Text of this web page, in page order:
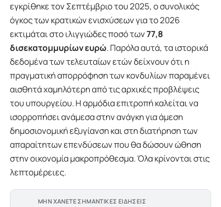
εγκρίθηκε τον Σεπτέμβριο του 2025, ο συνολικός
όγκος των κρατικών ενισχύσεων για το 2026
εκτιμάται στο ιλιγγιώδες ποσό των77,8
δισεκατομμυρίων ευρώ. Παρόλα αυτά, τα ιστορικά
δεδομένα των τελευταίων ετών δείχνουν ότι η
πραγματική απορρόφηση των κονδυλίων παραμένει
αισθητά χαμηλότερη από τις αρχικές προβλέψεις
του υπουργείου. Η αρμόδια επιτροπή καλείται να
ισορροπήσει ανάμεσα στην ανάγκη για άμεση
δημοσιονομική εξυγίανση και στη διατήρηση των
απαραίτητων επενδύσεων που θα δώσουν ώθηση
στην οικονομία μακροπρόθεσμα. Όλα κρίνονται στις
λεπτομέρειες.
ΜΗΝ ΧΑΝΕΤΕ ΣΗΜΑΝΤΙΚΕΣ ΕΙΔΗΣΕΙΣ